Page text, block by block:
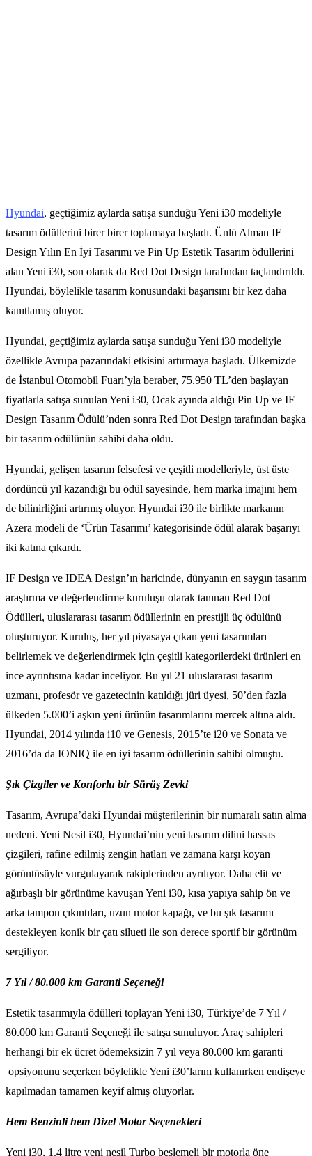
Hyundai, geçtiğimiz aylarda satışa sunduğu Yeni i30 modeliyle
tasarım ödüllerini birer birer toplamaya başladı. Ünlü Alman IF
Design Yılın En İyi Tasarımı ve Pin Up Estetik Tasarım ödüllerini
alan Yeni i30, son olarak da Red Dot Design tarafından taçlandırıldı.
Hyundai, böylelikle tasarım konusundaki başarısını bir kez daha
kanıtlamış oluyor.
Hyundai, geçtiğimiz aylarda satışa sunduğu Yeni i30 modeliyle
özellikle Avrupa pazarındaki etkisini artırmaya başladı. Ülkemizde
de İstanbul Otomobil Fuarı’yla beraber, 75.950 TL’den başlayan
fiyatlarla satışa sunulan Yeni i30, Ocak ayında aldığı Pin Up ve IF
Design Tasarım Ödülü’nden sonra Red Dot Design tarafından başka
bir tasarım ödülünün sahibi daha oldu.
Hyundai, gelişen tasarım felsefesi ve çeşitli modelleriyle, üst üste
dördüncü yıl kazandığı bu ödül sayesinde, hem marka imajını hem
de bilinirliğini artırmış oluyor. Hyundai i30 ile birlikte markanın
Azera modeli de ‘Ürün Tasarımı’ kategorisinde ödül alarak başarıyı
iki katına çıkardı.
IF Design ve IDEA Design’ın haricinde, dünyanın en saygın tasarım
araştırma ve değerlendirme kuruluşu olarak tanınan Red Dot
Ödülleri, uluslararası tasarım ödüllerinin en prestijli üç ödülünü
oluşturuyor. Kuruluş, her yıl piyasaya çıkan yeni tasarımları
belirlemek ve değerlendirmek için çeşitli kategorilerdeki ürünleri en
ince ayrıntısına kadar inceliyor. Bu yıl 21 uluslararası tasarım
uzmanı, profesör ve gazetecinin katıldığı jüri üyesi, 50’den fazla
ülkeden 5.000’i aşkın yeni ürünün tasarımlarını mercek altına aldı.
Hyundai, 2014 yılında i10 ve Genesis, 2015’te i20 ve Sonata ve
2016’da da IONIQ ile en iyi tasarım ödüllerinin sahibi olmuştu.
Şık Çizgiler ve Konforlu bir Sürüş Zevki
Tasarım, Avrupa’daki Hyundai müşterilerinin bir numaralı satın alma
nedeni. Yeni Nesil i30, Hyundai’nin yeni tasarım dilini hassas
çizgileri, rafine edilmiş zengin hatları ve zamana karşı koyan
görüntüsüyle vurgulayarak rakiplerinden ayrılıyor. Daha elit ve
ağırbaşlı bir görünüme kavuşan Yeni i30, kısa yapıya sahip ön ve
arka tampon çıkıntıları, uzun motor kapağı, ve bu şık tasarımı
destekleyen konik bir çatı silueti ile son derece sportif bir görünüm
sergiliyor.
7 Yıl / 80.000 km Garanti Seçeneği
Estetik tasarımıyla ödülleri toplayan Yeni i30, Türkiye’de 7 Yıl /
80.000 km Garanti Seçeneği ile satışa sunuluyor. Araç sahipleri
herhangi bir ek ücret ödemeksizin 7 yıl veya 80.000 km garanti
opsiyonunu seçerken böylelikle Yeni i30’larını kullanırken endişeye
kapılmadan tamamen keyif almış oluyorlar.
Hem Benzinli hem Dizel Motor Seçenekleri
Yeni i30, 1.4 litre yeni nesil Turbo beslemeli bir motorla öne